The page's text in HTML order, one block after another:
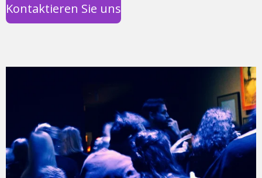
Kontaktieren Sie uns